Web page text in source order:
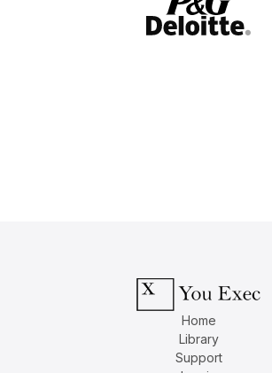
Home
Library
Support